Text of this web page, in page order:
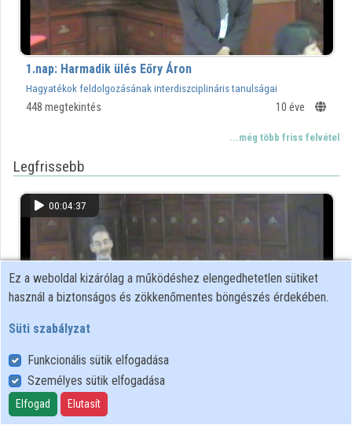
Megjelenés: világos
1.nap: Harmadik ülés Eőry Áron
Hagyatékok feldolgozásának interdiszciplináris tanulságai
448 megtekintés 10 éve
...még több friss felvétel
Legfrissebb
00:04:37
2.nap: Hatodik ülés Záró Boross István
Hagyatékok feldolgozásának interdiszciplináris tanulságai
291 megtekintés 10 éve
Ez a weboldal kizárólag a működéshez elengedhetetlen sütiket
használ a biztonságos és zökkenőmentes böngészés érdekében.
Süti szabályzat
Funkcionális sütik elfogadása
Személyes sütik elfogadása
Elfogad Elutasít